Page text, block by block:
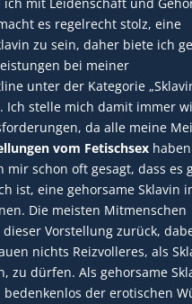
es regelrecht stolz, eine
zu sein, daher biete ich
bei meiner
unter der Kategorie
Ich stelle mich damit immer
da alle meine
vom Fetischsex
mir schon oft gesagt, dass es
ist, eine gehorsame Sklavin
Die meisten Mitmenschen
dieser Vorstellung zurück,
nichts Reizvolleres, als
zu dürfen. Als gehorsame
der erotischen